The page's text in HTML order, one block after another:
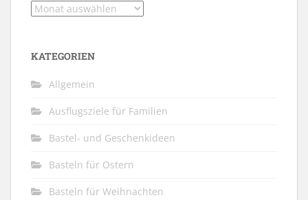
Archiv
KATEGORIEN
Allgemein
Ausflugsziele für Familien
Bastel- und Geschenkideen
Basteln für Ostern
Basteln für Weihnachten